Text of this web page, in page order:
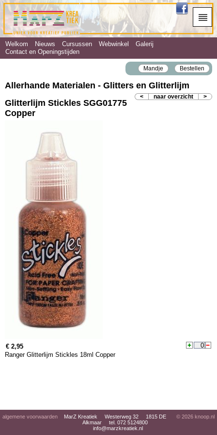
Welkom Nieuws Cursussen Webwinkel
Galerij
Contact en Openingstijden
Mandje Bestellen
Allerhande Materialen - Glitters en Glitterlijm
< naar overzicht >
Glitterlijm Stickles SGG01775
Copper
€ 2,95
Ranger Glitterlijm Stickles 18ml Copper
algemene voorwaarden
MarZ Kreatiek Westerweg 32 1815 DE
Alkmaar tel. 072 5124800
info@marzkreatiek.nl
© 2026 knoop.nl